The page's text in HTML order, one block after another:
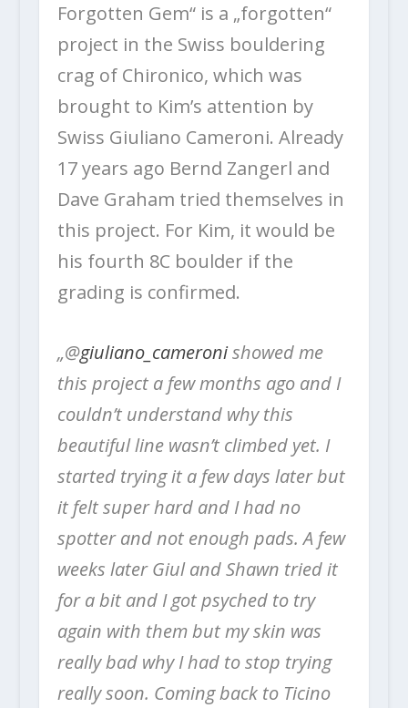
Forgotten Gem“ is a „forgotten“
project in the Swiss bouldering
crag of Chironico, which was
brought to Kim’s attention by
Swiss Giuliano Cameroni. Already
17 years ago Bernd Zangerl and
Dave Graham tried themselves in
this project. For Kim, it would be
his fourth 8C boulder if the
grading is confirmed.
„@giuliano_cameronishowed me
this project a few months ago and I
couldn’t understand why this
beautiful line wasn’t climbed yet. I
started trying it a few days later but
it felt super hard and I had no
spotter and not enough pads. A few
weeks later Giul and Shawn tried it
for a bit and I got psyched to try
again with them but my skin was
really bad why I had to stop trying
really soon. Coming back to Ticino